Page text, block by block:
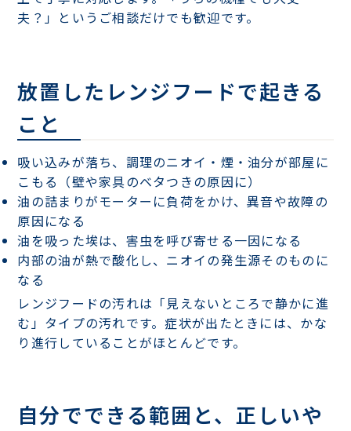
夫？」というご相談だけでも歓迎です。
放置したレンジフードで起きる
こと
吸い込みが落ち、調理のニオイ・煙・油分が部屋に
こもる（壁や家具のベタつきの原因に）
油の詰まりがモーターに負荷をかけ、異音や故障の
原因になる
油を吸った埃は、害虫を呼び寄せる一因になる
内部の油が熱で酸化し、ニオイの発生源そのものに
なる
レンジフードの汚れは「見えないところで静かに進
む」タイプの汚れです。症状が出たときには、かな
り進行していることがほとんどです。
自分でできる範囲と、正しいや